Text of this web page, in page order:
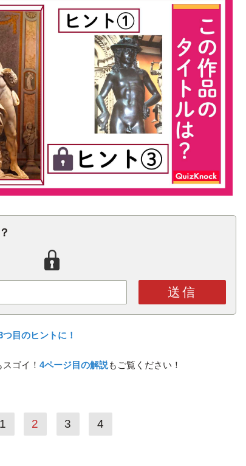
送信
目のヒントに！
スゴイ！4ページ目の解説もご覧ください！
1 2 3 4